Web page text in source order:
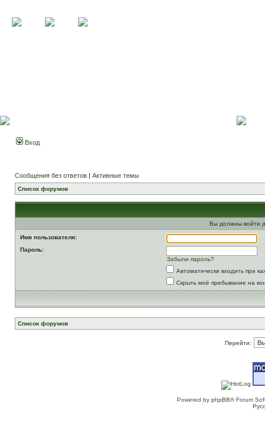
Вход
Сообщения без ответов | Активные темы
Список форумов
Вы должны войти
Имя пользователя:
Пароль:
Забыли пароль?
Автоматически входить при
Скрыть моё пребывание на
Список форумов
Перейти:
Powered by phpBB® Forum